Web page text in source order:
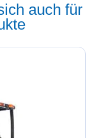
auch für